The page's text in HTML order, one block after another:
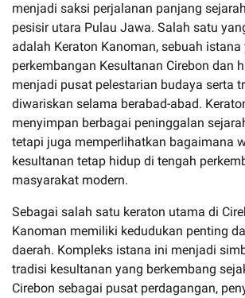
menjadi saksi perjalanan panjang
pesisir utara Pulau Jawa. Salah satu
adalah Keraton Kanoman, sebuah
perkembangan Kesultanan Cirebon dan
menjadi pusat pelestarian budaya serta
diwariskan selama berabad-abad.
menyimpan berbagai peninggalan
tetapi juga memperlihatkan bagaimana
kesultanan tetap hidup di tengah
masyarakat modern.
Sebagai salah satu keraton utama di
Kanoman memiliki kedudukan penting
daerah. Kompleks istana ini menjadi
tradisi kesultanan yang berkembang
Cirebon sebagai pusat perdagangan,